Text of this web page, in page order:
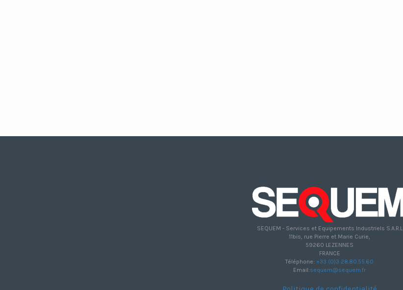
SEQUEM - Services et Equipements Industriels S.A.R.L
11bis, rue Pierre et Marie Curie,
59260 LEZENNES
FRANCE
Téléphone: +33 (0)3 28.80.55.60
Email:sequem@sequem.fr